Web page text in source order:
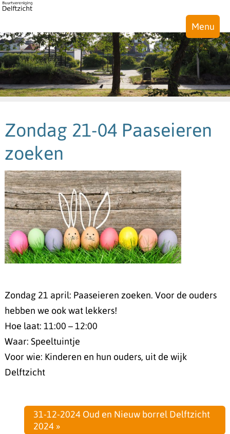
Zondag 21-04 Paaseieren
zoeken
Zondag 21 april: Paaseieren zoeken. Voor de ouders
hebben we ook wat lekkers!
Hoe laat: 11:00 – 12:00
Waar: Speeltuintje
Voor wie: Kinderen en hun ouders, uit de wijk
Delftzicht
31-12-2024 Oud en Nieuw borrel Delftzicht
2024 »
Menu